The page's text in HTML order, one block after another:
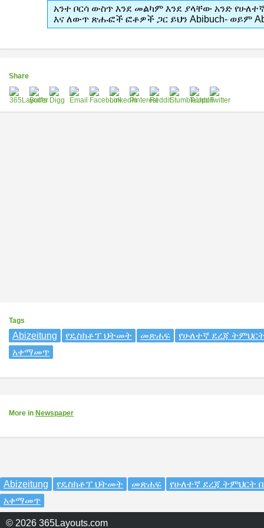
አንተ ቦርሳ ውስጥ እንደ መልካም እንደ ያላቸው አንድ
እና ለውጥ ጽሑፎች ፎቶዎች ጋር ይህን Abibuch- ወይም
Share
Tags
Abizeitung የዴስክቶፕ ህትመት መጽሐፍ የሁለተኛ ደረጃ
አቀማመጥ
More in Newspaper
Abizeitung የዴስክቶፕ ህትመት መጽሐፍ የሁለተኛ ደረጃ ትምህርት
አቀማመጥ
© 2026 365Layouts.com